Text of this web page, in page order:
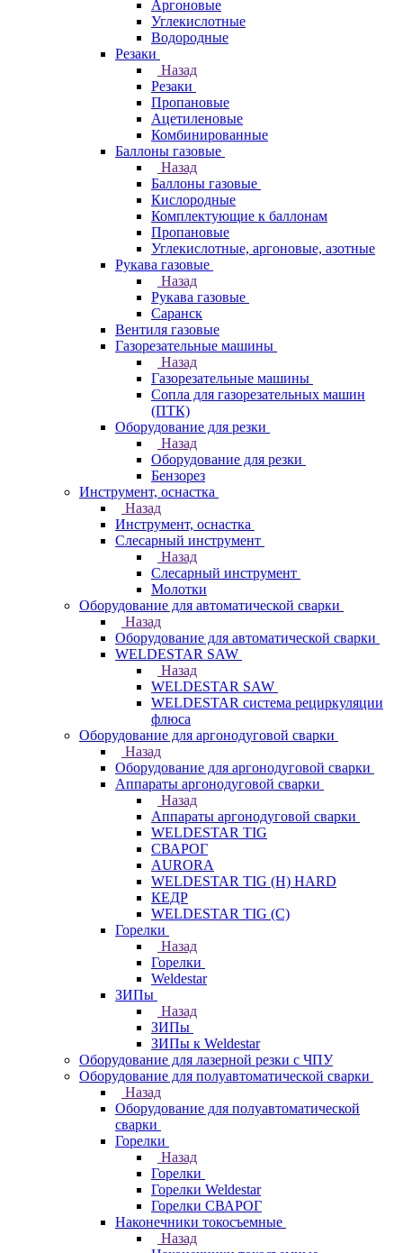
Аргоновые
Углекислотные
Водородные
Резаки
Назад
Резаки
Пропановые
Ацетиленовые
Комбинированные
Баллоны газовые
Назад
Баллоны газовые
Кислородные
Комплектующие к баллонам
Пропановые
Углекислотные, аргоновые, азотные
Рукава газовые
Назад
Рукава газовые
Саранск
Вентиля газовые
Газорезательные машины
Назад
Газорезательные машины
Сопла для газорезательных машин
(ПТК)
Оборудование для резки
Назад
Оборудование для резки
Бензорез
Инструмент, оснастка
Назад
Инструмент, оснастка
Слесарный инструмент
Назад
Слесарный инструмент
Молотки
Оборудование для автоматической сварки
Назад
Оборудование для автоматической сварки
WELDESTAR SAW
Назад
WELDESTAR SAW
WELDESTAR система рециркуляции
флюса
Оборудование для аргонодуговой сварки
Назад
Оборудование для аргонодуговой сварки
Аппараты аргонодуговой сварки
Назад
Аппараты аргонодуговой сварки
WELDESTAR TIG
СВАРОГ
AURORA
WELDESTAR TIG (H) HARD
КЕДР
WELDESTAR TIG (С)
Горелки
Назад
Горелки
Weldestar
ЗИПы
Назад
ЗИПы
ЗИПы к Weldestar
Оборудование для лазерной резки с ЧПУ
Оборудование для полуавтоматической сварки
Назад
Оборудование для полуавтоматической
сварки
Горелки
Назад
Горелки
Горелки Weldestar
Горелки СВАРОГ
Наконечники токосъемные
Назад